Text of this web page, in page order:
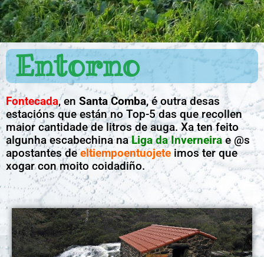
Entorno
Fontecada, en Santa Comba, é outra desas
estacións que están no Top-5 das que recollen
maior cantidade de litros de auga. Xa ten feito
algunha escabechina naLiga da Inverneirae @s
apostantes deeltiempoentuojete imos ter que
xogar con moito coidadiño.